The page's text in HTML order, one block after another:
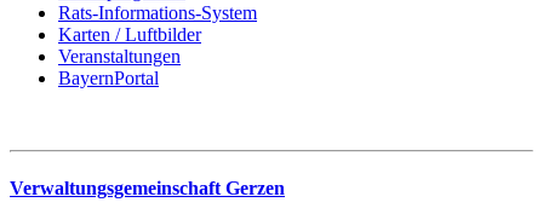
Rats-Informations-System
Karten / Luftbilder
Veranstaltungen
BayernPortal
Verwaltungsgemeinschaft Gerzen